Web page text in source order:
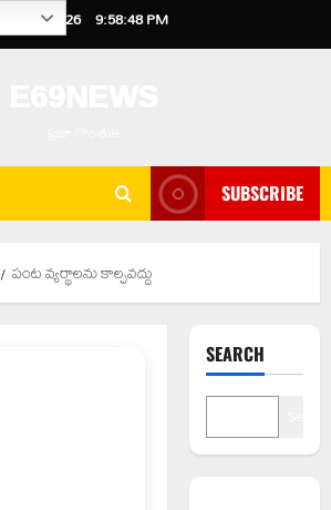
August 7, 2026 9:58:49 PM
SUBSCRIBE
పంట వ్యర్థాలను కాల్చవద్దు
SEARCH